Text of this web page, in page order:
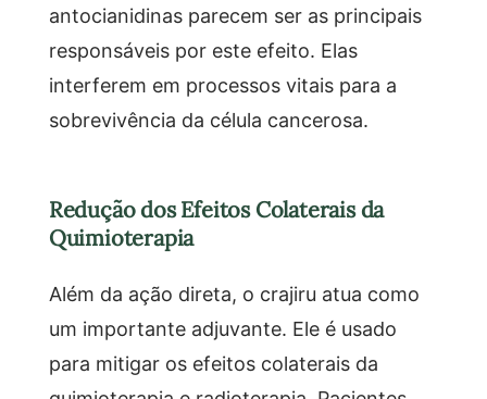
antocianidinas parecem ser as principais
responsáveis por este efeito. Elas
interferem em processos vitais para a
sobrevivência da célula cancerosa.
Redução dos Efeitos Colaterais da
Quimioterapia
Além da ação direta, o crajiru atua como
um importante adjuvante. Ele é usado
para mitigar os efeitos colaterais da